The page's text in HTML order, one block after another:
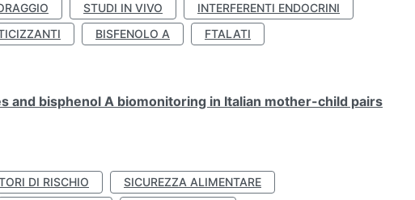
STUDI IN VIVO
INTERFERENTI ENDOCRINI
BISFENOLO A
FTALATI
and bisphenol A biomonitoring in Italian mother-child pairs
DI RISCHIO
SICUREZZA ALIMENTARE